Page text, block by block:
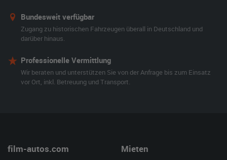
Bundesweit verfügbar
Zugang zu historischen Fahrzeugen überall in Deutschland und
darüber hinaus.
Professionelle Vermittlung
Wir beraten und unterstützen Sie von der Anfrage bis zum Einsatz
vor Ort, inkl. Betreuung und Transport.
film-autos.com Mieten